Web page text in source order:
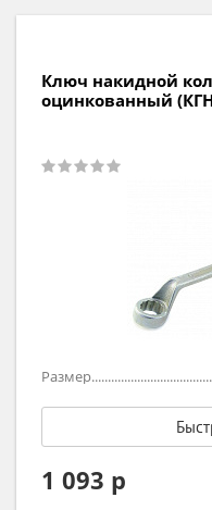
Ключ накидной
оцинкованный
Размер
1 093 р